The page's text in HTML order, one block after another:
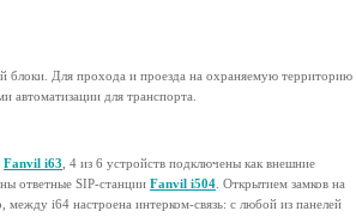
Для прохода и проезда на охраняемую территорию
автоматизации для транспорта.
Fanvil i63 , 4 из 6 устройств подключены как внешние
ответные SIP-станции Fanvil i504 . Открытием замков на
i64 настроена интерком-связь: с любой из панелей